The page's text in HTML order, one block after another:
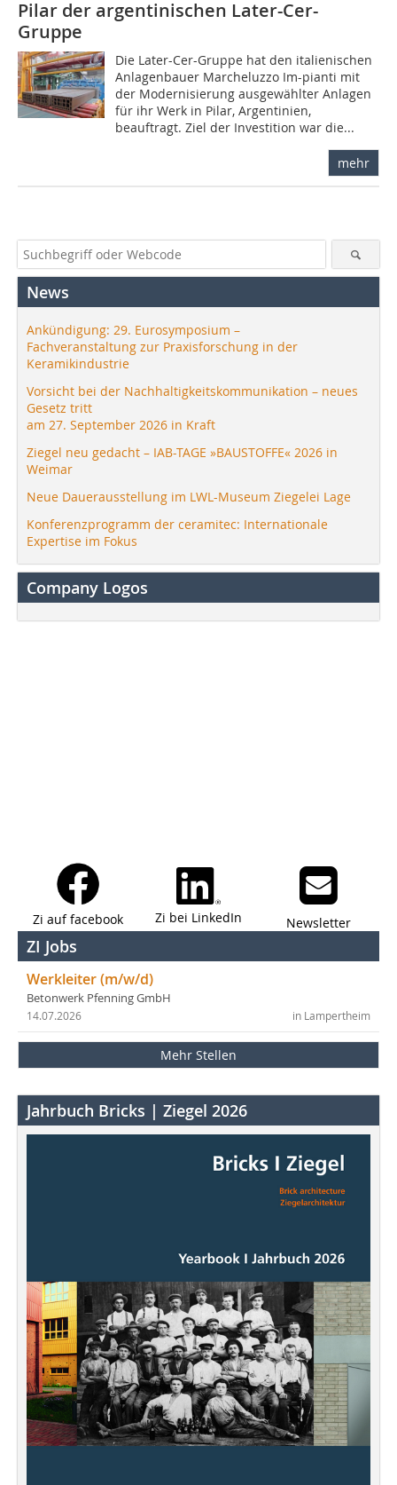
Pilar der argentinischen Later-Cer-
Gruppe
Die Later-Cer-Gruppe hat den italienischen
Anlagenbauer Marcheluzzo Im-pianti mit
der Modernisierung ausgewählter Anlagen
für ihr Werk in Pilar, Argentinien,
beauftragt. Ziel der Investition war die...
mehr
News
Ankündigung: 29. Eurosymposium –
Fachveranstaltung zur Praxisforschung in der
Keramikindustrie
Vorsicht bei der Nachhaltigkeitskommunikation – neues
Gesetz tritt
am 27. September 2026 in Kraft
Ziegel neu gedacht – IAB-TAGE »BAUSTOFFE« 2026 in
Weimar
Neue Dauerausstellung im LWL-Museum Ziegelei Lage
Konferenzprogramm der ceramitec: Internationale
Expertise im Fokus
Company Logos
Zi auf facebook Zi bei LinkedIn Newsletter
ZI Jobs
Werkleiter (m/w/d)
Betonwerk Pfenning GmbH
in Lampertheim
14.07.2026
Mehr Stellen
Jahrbuch Bricks | Ziegel 2026